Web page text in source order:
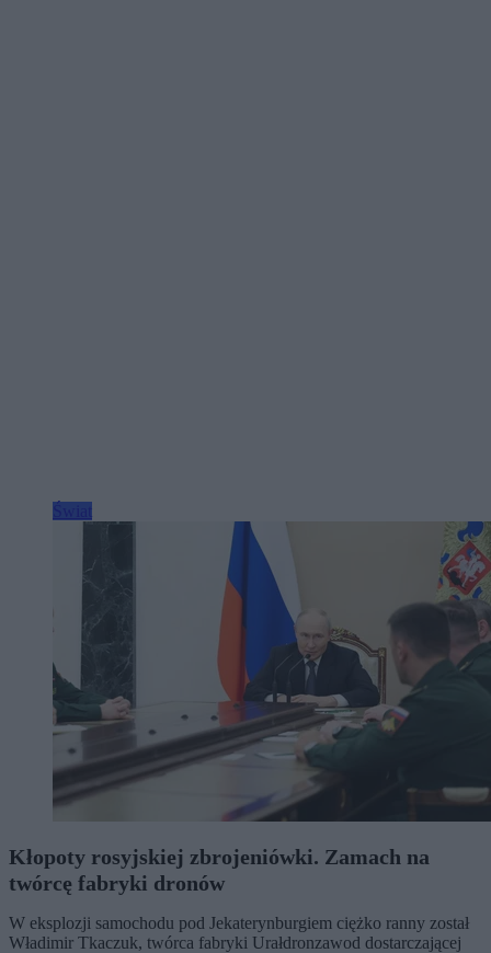
Kłopoty rosyjskiej zbrojeniówki. Zamach na
twórcę fabryki dronów
W eksplozji samochodu pod Jekaterynburgiem ciężko ranny został
Władimir Tkaczuk, twórca fabryki Urałdronzawod dostarczającej